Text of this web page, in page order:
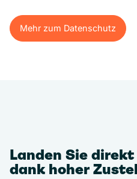
Mehr zum Datenschutz
Mehr zum Datenschutz
Landen Sie
dank hoher